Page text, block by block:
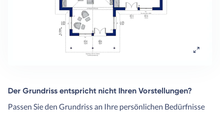
Der Grundriss entspricht nicht Ihren Vorstellungen?
Passen Sie den Grundriss an Ihre persönlichen Bedürfnisse